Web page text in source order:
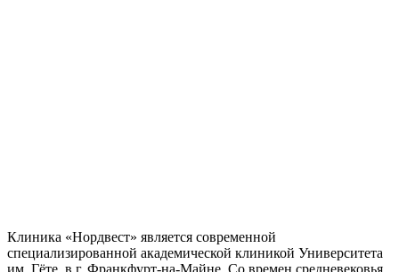
Клиника «Нордвест» является современной
специализированной академической клиникой Университета
им. Гёте, в г. Франкфурт-на-Майне. Со времен средневековья